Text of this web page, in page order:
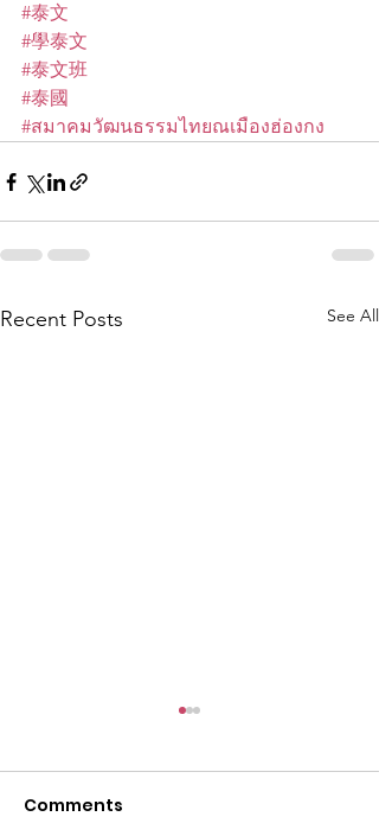
#泰文
#學泰文
#泰文班
#泰國
#สมาคมวัฒนธรรมไทยณเมืองฮ่องกง
Recent Posts See All
Comments